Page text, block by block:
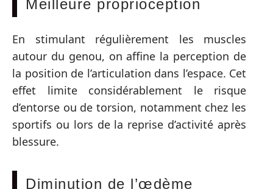
Meilleure proprioception
En stimulant régulièrement les muscles
autour du genou, on affine la perception de
la position de l’articulation dans l’espace. Cet
effet limite considérablement le risque
d’entorse ou de torsion, notamment chez les
sportifs ou lors de la reprise d’activité après
blessure.
Diminution de l’œdème